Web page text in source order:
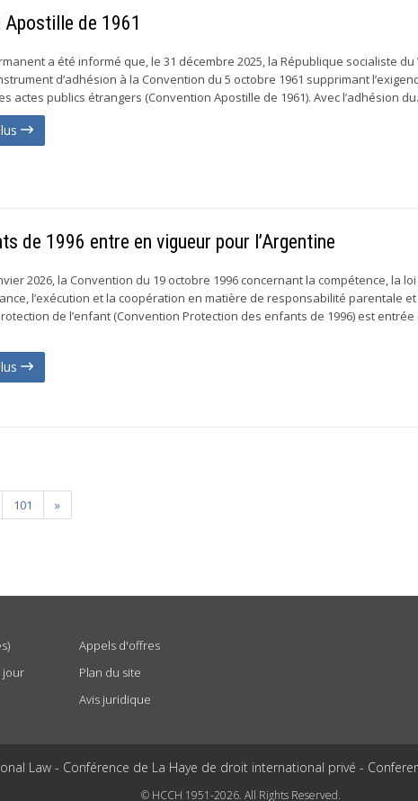
Apostille de 1961
a été informé que, le 31 décembre 2025, la République socialiste du
d’adhésion à la Convention du 5 octobre 1961 supprimant
actes publics étrangers (Convention Apostille de 1961). Avec l’adhésion
de 1996 entre en vigueur pour l’Argentine
2026, la Convention du 19 octobre 1996 concernant la compétence, la loi
l’exécution et la coopération en matière de responsabilité parentale
de l’enfant (Convention Protection des enfants de 1996) est
101 »
jour
Appels d'offres
Plan du site
Avis juridique
Law - Conférence de La Haye de droit international privé -
© HCCH 1951-2026. All Rights Reserved.